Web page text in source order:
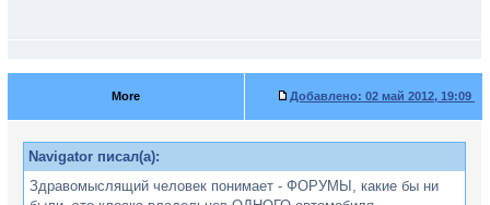
More Добавлено: 02 май 2012, 19:09
Navigator писал(а):
Здравомыслящий человек понимает - ФОРУМЫ, какие бы ни